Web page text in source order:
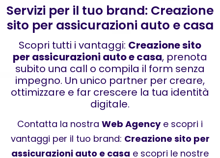
Servizi per il tuo brand: Creazione
sito per assicurazioni auto e casa
Scopri tutti i vantaggi: Creazione sito
per assicurazioni auto e casa, prenota
subito una call o compila il form senza
impegno. Un unico partner per creare,
ottimizzare e far crescere la tua identità
digitale.
Contatta la nostra Web Agencye scopri i
vantaggi per il tuo brand: Creazione sito per
assicurazioni auto e casa e scopri le nostre